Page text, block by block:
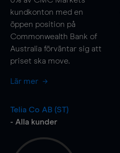
kundkonton med en
öppen position på
Commonwealth Bank of
Australia förväntar sig att
priset ska move.
Lär mer
Telia Co AB (ST)
- Alla kunder